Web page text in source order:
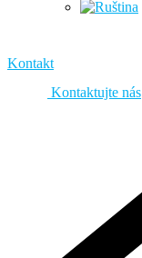
Kontakt
Kontaktujte nás